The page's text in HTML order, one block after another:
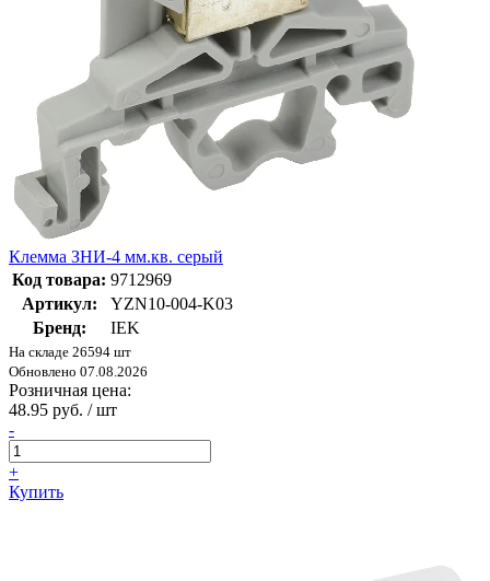
Клемма ЗНИ-4 мм.кв. серый
Код товара: 9712969
Артикул:
YZN10-004-K03
Бренд:
IEK
На складе 26594 шт
Обновлено 07.08.2026
Розничная цена:
48.95 руб. / шт
-
+
Купить